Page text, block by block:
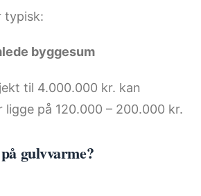
typisk:
byggesum
til 4.000.000 kr. kan
på 120.000 – 200.000 kr.
gulvvarme?